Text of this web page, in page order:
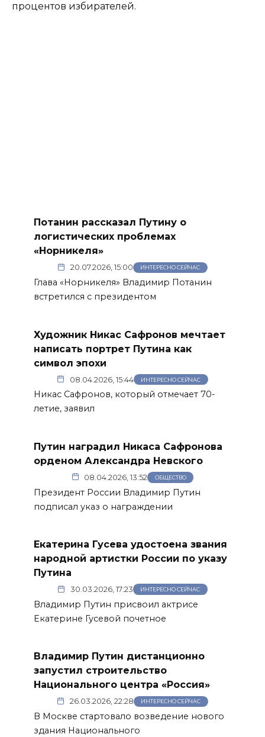
процентов избирателей.
Потанин рассказал Путину о
логистических проблемах
«Норникеля»
20.07.2026, 15:00 ИНТЕРЕСНО СЕЙЧАС
Глава «Норникеля» Владимир Потанин
встретился с президентом
Художник Никас Сафронов мечтает
написать портрет Путина как
символ эпохи
08.04.2026, 15:44 ИНТЕРЕСНО СЕЙЧАС
Никас Сафронов, который отмечает 70-
летие, заявил
Путин наградил Никаса Сафронова
орденом Александра Невского
08.04.2026, 13:52 ОБЩЕСТВО
Президент России Владимир Путин
подписал указ о награждении
Екатерина Гусева удостоена звания
народной артистки России по указу
Путина
30.03.2026, 17:23 ИНТЕРЕСНО СЕЙЧАС
Владимир Путин присвоил актрисе
Екатерине Гусевой почетное
Владимир Путин дистанционно
запустил строительство
Национального центра «Россия»
26.03.2026, 22:28 ИНТЕРЕСНО СЕЙЧАС
В Москве стартовало возведение нового
здания Национального